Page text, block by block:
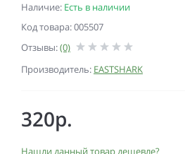
Наличие: Есть в наличии
Код товара: 005507
Отзывы:(0)
Производитель: EASTSHARK
320р.